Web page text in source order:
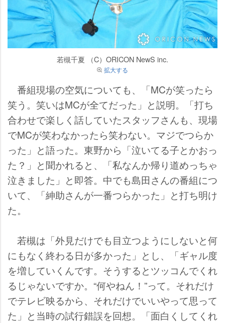
若槻千夏 （C）ORICON NewS inc.
拡大する
番組現場の空気についても、「MCが笑ったら
笑う。笑いはMCが全てだった」と説明。「打ち
合わせで楽しく話していたスタッフさんも、現場
でMCが笑わなかったら笑わない。マジでつらか
った」と語った。東野から「泣いてる子とかおっ
た？」と聞かれると、「私なんか帰り道めっちゃ
泣きました」と即答。中でも島田さんの番組につ
いて、「紳助さんが一番つらかった」と打ち明け
た。
若槻は「外見だけでも目立つようにしないと何
にもなく終わる日が多かった」とし、「ギャル度
を増していくんです。そうするとツッコんでくれ
るじゃないですか。“何やねん！”って。それだけ
でテレビ映るから、それだけでいいやって思って
た」と当時の試行錯誤を回想。「面白くしてくれ